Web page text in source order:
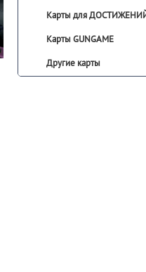
Карты для
Карты GUNGAME
Другие карты